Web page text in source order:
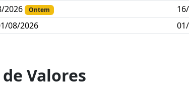
2026 Ontem
08/2026
Valores